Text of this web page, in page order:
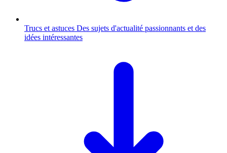
Trucs et astuces Des sujets d'actualité passionnants et des
idées intéressantes